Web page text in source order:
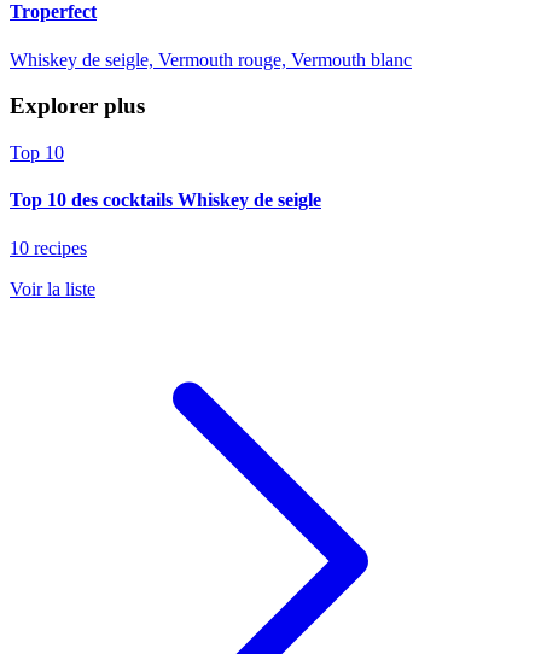
Troperfect
Whiskey de seigle, Vermouth rouge, Vermouth blanc
Explorer plus
Top 10
Top 10 des cocktails Whiskey de seigle
10 recipes
Voir la liste